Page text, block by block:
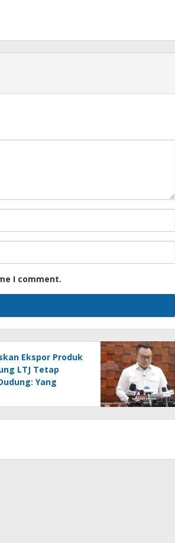
I comment.
Ekspor Produk
LTJ Tetap
Yang